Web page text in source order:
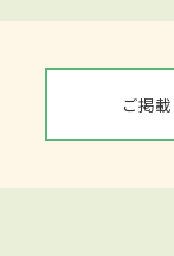
ご掲